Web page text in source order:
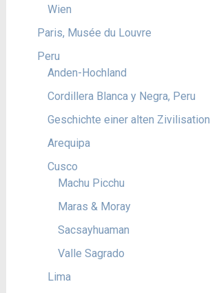
Wien
Paris, Musée du Louvre
Peru
Anden-Hochland
Cordillera Blanca y Negra, Peru
Geschichte einer alten Zivilisation
Arequipa
Cusco
Machu Picchu
Maras & Moray
Sacsayhuaman
Valle Sagrado
Lima